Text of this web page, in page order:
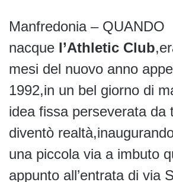
Manfredonia – QUANDO
nacque l’Athletic Club
mesi del nuovo anno
1992,in un bel giorno di
idea fissa perseverata da
diventò
una piccola via a imbuto
appunto all’entrata di via